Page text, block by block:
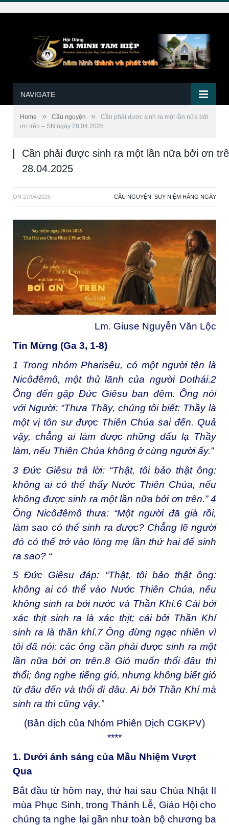
NAVIGATE
Home » Cầu nguyện »
Cần phải được sinh ra một lần nữa bởi
ơn trên – SN ngày 28.04.2025
Cần phải được sinh ra một lần nữa bởi ơn
28.04.2025
ON 27/04/2025 CẦU NGUYỆN SUY NIỆM HẰNG NGÀY
Lm. Giuse Nguyễn Văn Lộc
Tin Mừng (Ga 3, 1-8)
1 Trong nhóm Pharisêu, có một người tên là
Nicôđêmô, một thủ lãnh của người Dothái.2
Ông đến gặp Đức Giêsu ban đêm. Ông nói
với Người: “Thưa Thầy, chúng tôi biết: Thầy là
một vị tôn sư được Thiên Chúa sai đến. Quả
vậy, chẳng ai làm được những dấu lạ Thầy
làm, nếu Thiên Chúa không ở cùng người ấy.”
3 Đức Giêsu trả lời: “Thật, tôi bảo thật ông:
không ai có thể thấy Nước Thiên Chúa, nếu
không được sinh ra một lần nữa bởi ơn trên.”4
Ông Nicôđêmô thưa: “Một người đã già rồi,
làm sao có thể sinh ra được? Chẳng lẽ người
đó có thể trở vào lòng mẹ lần thứ hai để sinh
ra sao? “
5 Đức Giêsu đáp: “Thật, tôi bảo thật ông:
không ai có thể vào Nước Thiên Chúa, nếu
không sinh ra bởi nước và Thần Khí.6Cái bởi
xác thịt sinh ra là xác thịt; cái bởi Thần Khí
sinh ra là thần khí.7Ông đừng ngạc nhiên vì
tôi đã nói: các ông cần phải được sinh ra một
lần nữa bởi ơn trên.8 Gió muốn thổi đâu thì
thổi; ông nghe tiếng gió, nhưng không biết gió
từ đâu đến và thổi đi đâu. Ai bởi Thần Khí mà
sinh ra thì cũng vậy.”
(Bản dịch của Nhóm Phiên Dịch CGKPV)
****
1. Dưới ánh sáng của Mầu Nhiệm Vượt
Qua
Bắt đầu từ hôm nay, thứ hai sau Chúa Nhật II
mùa Phục Sinh, trong Thánh Lễ, Giáo Hội cho
chúng ta nghe lại gần như toàn bộ chương ba